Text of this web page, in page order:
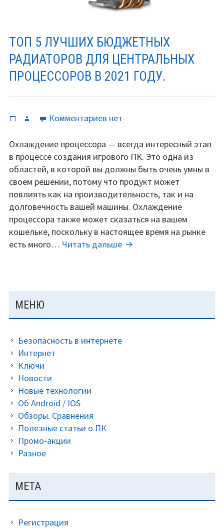
ТОП 5 ЛУЧШИХ БЮДЖЕТНЫХ
РАДИАТОРОВ ДЛЯ ЦЕНТРАЛЬНЫХ
ПРОЦЕССОРОВ В 2021 ГОДУ.
Опубликовано
Автор Комментариевк
Топ
5
лучших
бюджетных
радиаторов
для
центральных
процессоров
в
нет
Охлаждение процессора — всегда интересный этап
в процессе создания игрового ПК. Это одна из
областей, в которой вы должны быть очень умны в
своем решении, потому что продукт может
повлиять как на производительность, так и на
долговечность вашей машины. Охлаждение
процессора также может сказаться на вашем
кошельке, поскольку в настоящее время на рынке
есть много… Читать дальше Топ
радиаторов
центральных
ОСНОВНАЯ
ПАНЕЛЬ
МЕНЮ
Безопасность в интернете
Интернет
Ключи
Новости
Новые технологии
Об Android / IOS
Обзоры. Сравнения
Полезные статьи о ПК
Промо-акции
Разное
МЕТА
Регистрация